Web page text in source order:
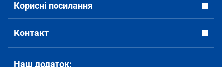
Корисні посилання
Контакт
Наш додаток: